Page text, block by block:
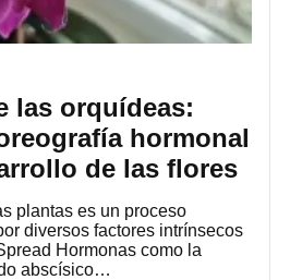
las orquídeas:
hormonal
de las flores
plantas es un proceso
diversos factores intrínsecos
Hormonas como la
abscísico…